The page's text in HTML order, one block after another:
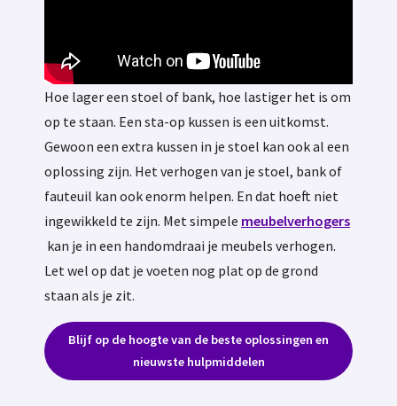
Hoe lager een stoel of bank, hoe lastiger het is om
op te staan. Een sta-op kussen is een uitkomst.
Gewoon een extra kussen in je stoel kan ook al een
oplossing zijn. Het verhogen van je stoel, bank of
fauteuil kan ook enorm helpen. En dat hoeft niet
ingewikkeld te zijn. Met simpele meubelverhogers
kan je in een handomdraai je meubels verhogen.
Let wel op dat je voeten nog plat op de grond
staan als je zit.
Blijf op de hoogte van de beste oplossingen en
nieuwste hulpmiddelen